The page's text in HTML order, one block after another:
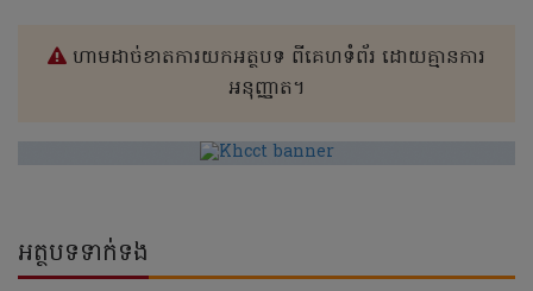
ហាមដាច់ខាតការយកអត្ថបទ ពីគេហទំព័រ ដោយគ្មានការ
អនុញ្ញាត។
អត្ថបទទាក់ទង